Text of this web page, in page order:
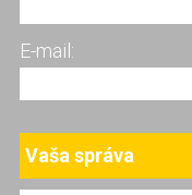
E-mail:
Vaša správa